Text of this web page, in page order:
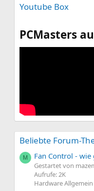
Youtube Box
PCMasters
Beliebte Forum-
M Fan Control - wie
Gestartet von
Aufrufe: 2K
Hardware Allgemein